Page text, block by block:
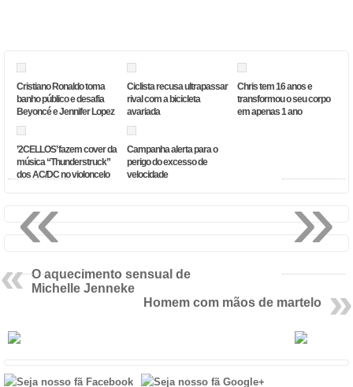
Cristiano Ronaldo toma
banho público e desafia
Beyoncé e Jennifer Lopez
Ciclista recusa ultrapassar
rival com a bicicleta
avariada
Chris tem 16 anos e
transformou o seu corpo
em apenas 1 ano
’2CELLOS’ fazem cover da
música “Thunderstruck”
dos AC/DC no violoncelo
Campanha alerta para o
perigo do excesso de
velocidade
O aquecimento sensual de
Michelle Jenneke
Homem com mãos de martelo
»
«